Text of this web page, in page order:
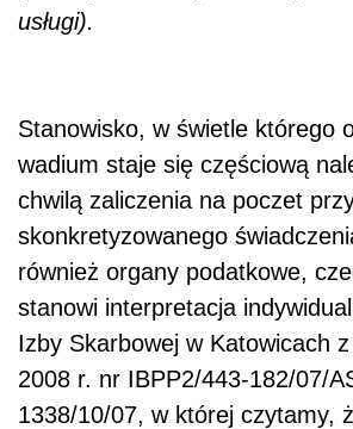
usługi).
Stanowisko, w świetle którego
wadium staje się częściową
chwilą zaliczenia na poczet
skonkretyzowanego
również organy podatkowe,
stanowi interpretacja
Izby Skarbowej w Katowicach
2008 r. nr IBPP2/443-182/07/
1338/10/07, w której czytamy,